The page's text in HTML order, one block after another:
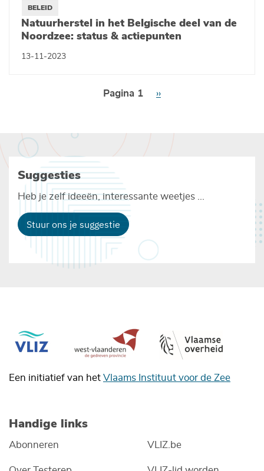
BELEID
Natuurherstel in het Belgische deel van de
Noordzee: status & actiepunten
13-11-2023
Pagina 1
Volgende
››
Suggesties
Heb je zelf ideeën, interessante weetjes ...
Stuur ons je suggestie
Een initiatief van het Vlaams Instituut voor de Zee
Handige links
Abonneren VLIZ.be